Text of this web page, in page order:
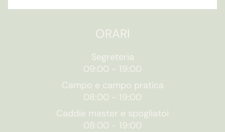
ORARI
Segreteria
09:00 - 19:00
Campo e campo pratica
08:00 - 19:00
Caddie master e spogliatoi
08:00 - 19:00